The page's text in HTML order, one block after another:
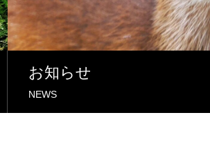
お知らせ
NEWS